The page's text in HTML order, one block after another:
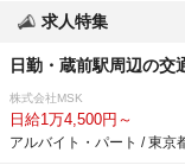
求人特集
日勤・蔵前駅周辺の
株式会社MSK
日給1万4,500円～
アルバイト・パート / 東京